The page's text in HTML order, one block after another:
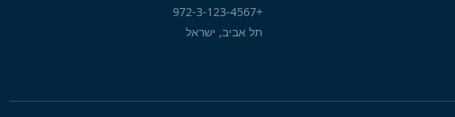
+972-3-123-4567
תל אביב, ישראל